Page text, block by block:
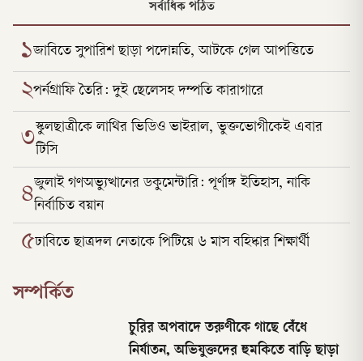
সর্বাধিক পঠিত
১জাবিতে সুপারিশ ছাড়া পদোন্নতি, আটকে গেল আপত্তিতে
২পর্নগ্রাফি তৈরি: দুই ছেলেসহ দম্পতি কারাগারে
৩স্কুলছাত্রীকে লাথির ভিডিও ভাইরাল, ভুক্তভোগীকেই এবার
টিসি
৪জুলাই গণঅভ্যুত্থানের ডকুমেন্টারি: পূর্ণাঙ্গ ইতিহাস, নাকি
নির্বাচিত বয়ান
৫ঢাবিতে ছাত্রদল নেতাকে পিটিয়ে ৬ মাস বহিষ্কার শিক্ষার্থী
সম্পর্কিত
চুরির অপবাদে তরুণীকে গাছে বেঁধে
নির্যাতন, অভিযুক্তদের হুমকিতে বাড়ি ছাড়া